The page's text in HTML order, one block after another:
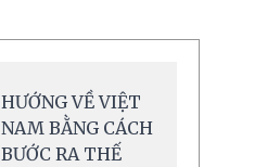
HƯỚNG VỀ VIỆT
NAM BẰNG CÁCH
BƯỚC RA THẾ